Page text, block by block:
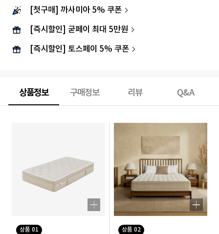
[첫구매] 까사미아 5% 쿠폰
[즉시할인] 굳페이 최대 5만원
[즉시할인] 토스페이 5% 쿠폰
상품정보 구매정보 리뷰 Q&A
상품 01 상품 02